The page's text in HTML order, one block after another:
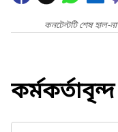
কনটেন্টটি শেষ হাল-
কর্মকর্তাবৃন্দ